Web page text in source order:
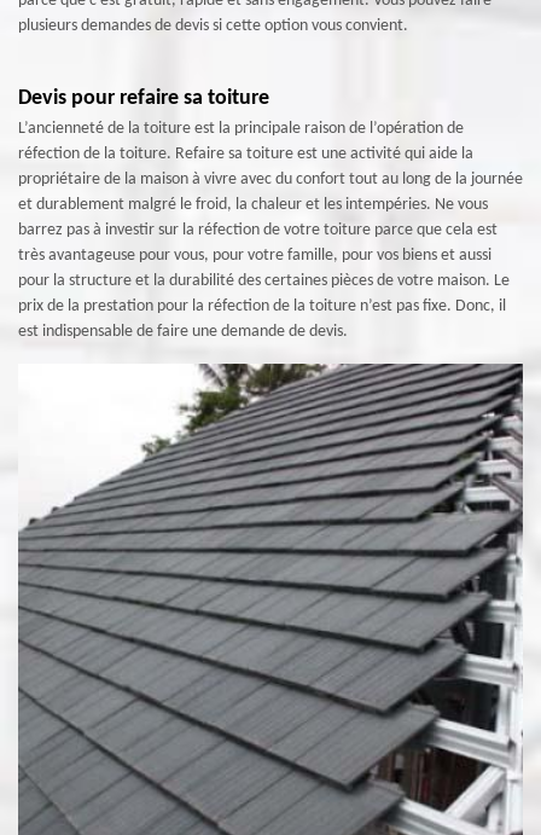
plusieurs demandes de devis si cette option vous convient.
Devis pour refaire sa toiture
L’ancienneté de la toiture est la principale raison de l’opération de
réfection de la toiture. Refaire sa toiture est une activité qui aide la
propriétaire de la maison à vivre avec du confort tout au long de la journée
et durablement malgré le froid, la chaleur et les intempéries. Ne vous
barrez pas à investir sur la réfection de votre toiture parce que cela est
très avantageuse pour vous, pour votre famille, pour vos biens et aussi
pour la structure et la durabilité des certaines pièces de votre maison. Le
prix de la prestation pour la réfection de la toiture n’est pas fixe. Donc, il
est indispensable de faire une demande de devis.